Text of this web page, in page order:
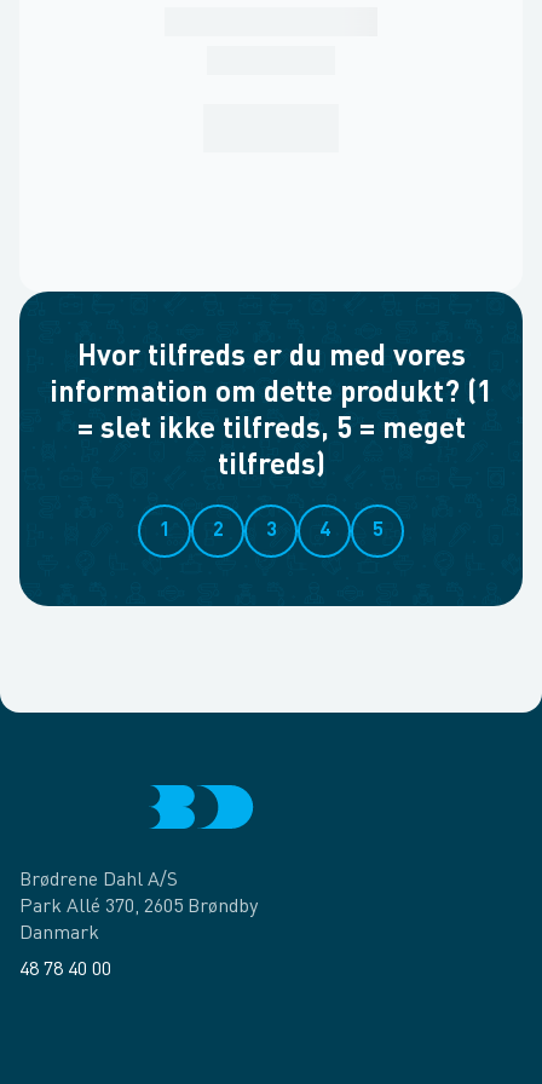
Hvor tilfreds er du med vores
information om dette produkt? (1
= slet ikke tilfreds, 5 = meget
tilfreds)
1 2 3 4 5
Brødrene Dahl A/S
Park Allé 370, 2605 Brøndby
Danmark
48 78 40 00